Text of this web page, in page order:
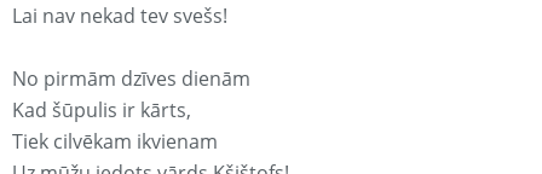
Lai nav nekad tev svešs!
No pirmām dzīves dienām
Kad šūpulis ir kārts,
Tiek cilvēkam ikvienam